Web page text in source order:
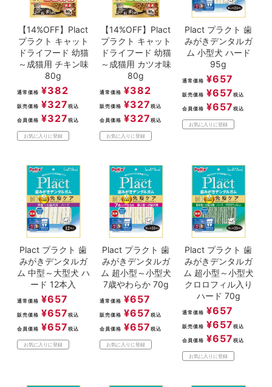
【14%OFF】Plact
プラクト キャット
ドライフード 幼猫
～成猫用 チキン味
80g
通常価格 ¥382
販売価格 ¥327 税込
会員価格 ¥327 税込
お気に入りに登録
【14%OFF】Plact
プラクト キャット
ドライフード 幼猫
～成猫用 カツオ味
80g
通常価格 ¥382
販売価格 ¥327 税込
会員価格 ¥327 税込
お気に入りに登録
Plact プラクト 歯
みがきデンタルガ
ム 小型犬 ハード
95g
通常価格 ¥657
販売価格 ¥657 税込
会員価格 ¥657 税込
お気に入りに登録
Plact プラクト 歯
みがきデンタルガ
ム 中型～大型犬 ハ
ード 12本入
通常価格 ¥657
販売価格 ¥657 税込
会員価格 ¥657 税込
お気に入りに登録
Plact プラクト 歯
みがきデンタルガ
ム 超小型～小型犬
7歳やわらか 70g
通常価格 ¥657
販売価格 ¥657 税込
会員価格 ¥657 税込
お気に入りに登録
Plact プラクト 歯
みがきデンタルガ
ム 超小型～小型犬
クロロフィル入り
ハード 70g
通常価格 ¥657
販売価格 ¥657 税込
会員価格 ¥657 税込
お気に入りに登録